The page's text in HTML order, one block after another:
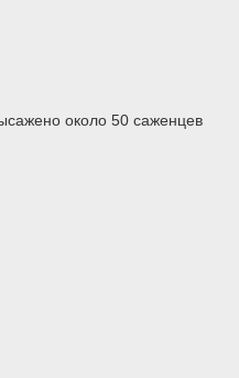
около 50 саженцев